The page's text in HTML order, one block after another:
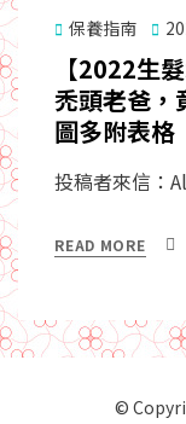
保養指南
on
【2022生
禿頭老爸，
圖多附表格
投稿者來信：
READ MORE
©